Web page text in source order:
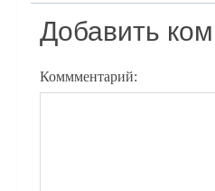
Добавить
Коммментарий: